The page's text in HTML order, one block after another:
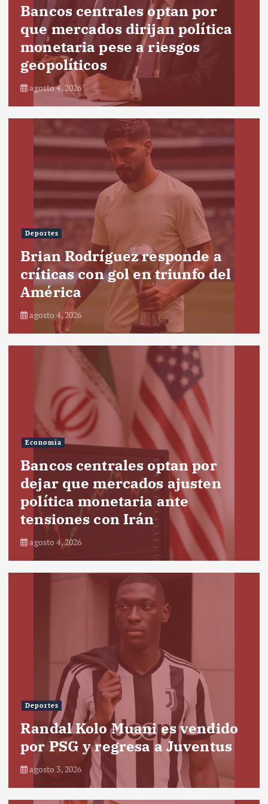
Bancos centrales optan por
que mercados dirijan política
monetaria pese a riesgos
geopolíticos
agosto 4, 2026
Deportes
Brian Rodríguez responde a
críticas con gol en triunfo del
América
agosto 4, 2026
Economía
Bancos centrales optan por
dejar que mercados ajusten
política monetaria ante
tensiones con Irán
agosto 4, 2026
Deportes
Randal Kolo Muani es vendido
por PSG y regresa a Juventus
agosto 3, 2026